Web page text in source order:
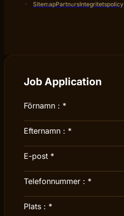
SitemapPartnersIntegritetspolicy
Job Application
Förnamn : *
Efternamn : *
E-post *
Telefonnummer : *
Plats : *